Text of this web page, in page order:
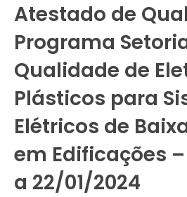
Atestado de
Programa
Qualidade de
Plásticos para
Elétricos de
em Edificações
a 22/01/2024